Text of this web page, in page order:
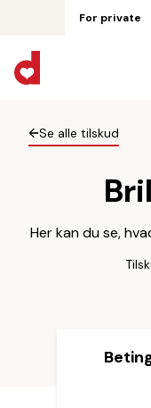
For private
Se alle tilskud
Her kan du se,